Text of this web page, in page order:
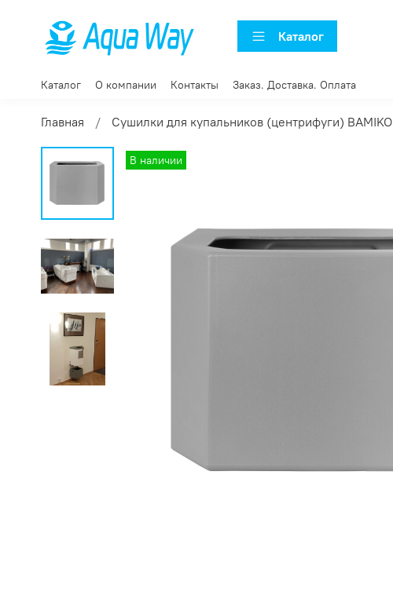
Каталог
Каталог О компании Контакты Заказ. Доставка. Оплата
Главная Сушилки для купальников (центрифуги) BAMIKO
В наличии